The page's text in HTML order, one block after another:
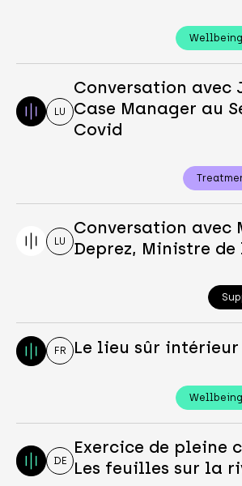
LU
Conversation avec
Case Manager au
Covid
LU
Conversation avec
Deprez, Ministre de
FR Le lieu sûr intérieur
DE
Exercice de pleine
Les feuilles sur la